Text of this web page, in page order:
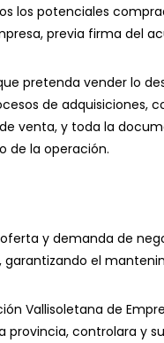
los potenciales
previa firma del
pretenda vender lo
de adquisiciones,
venta, y toda la
de la operación.
y demanda de
el
Vallisoletana de
controlara y